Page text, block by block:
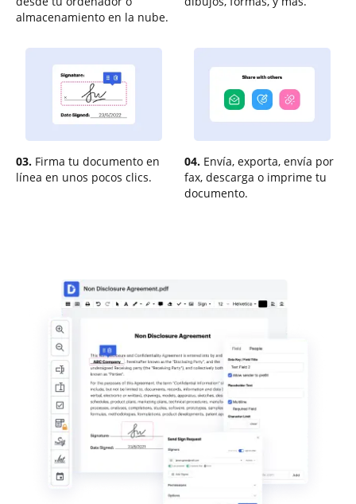
almacenamiento en la nube.
03. Firma tu documento en
línea en unos pocos clics.
04. Envía, exporta, envía por
fax, descarga o imprime tu
documento.